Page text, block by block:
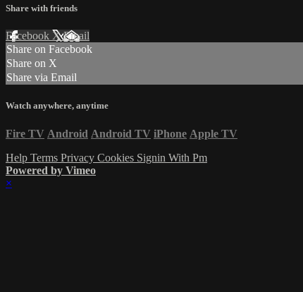
Share with friends
Facebook XEmail
Share on Facebook
Share on X
Share via Email
Watch anywhere, anytime
Fire TV Android Android TV iPhone Apple TV
Help Terms Privacy Cookies Signin With Pm
Powered by Vimeo
×